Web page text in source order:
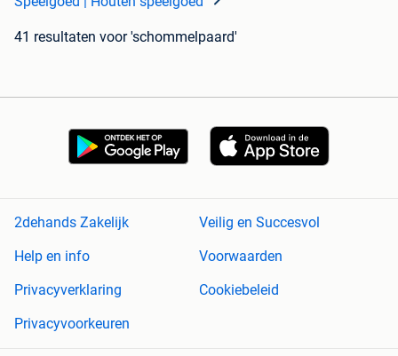
41 resultaten voor 'schommelpaard'
2dehands Zakelijk
Veilig en Succesvol
Help en info
Voorwaarden
Privacyverklaring
Cookiebeleid
Privacyvoorkeuren